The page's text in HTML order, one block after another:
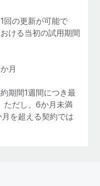
回の更新が可能で
ける当初の試用期間
月
期間1週間につき最
ただし、6か月未満
を超える契約では